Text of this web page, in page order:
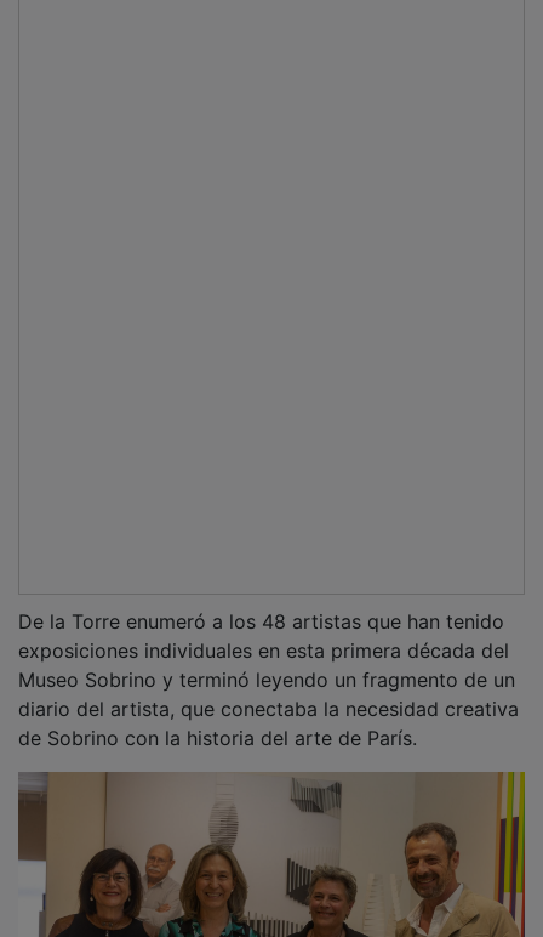
Exposición abierta hasta el 6 de julio
La muestra ha sido diseñada para ocupar la totalidad
del museo. Incluye esculturas realizadas en diversos
materiales, obras con sus características
artista.
Al acto inaugural han acudido numerosas autoridades,
representantes de asociaciones culturales y
organizaciones sociales de Guadalajara, y ha contado
también con la presencia de los tenientes de alcalde